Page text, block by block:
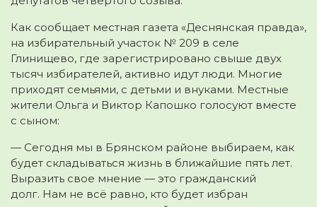
Как сообщает местная газета «Деснянская правда»,
на избирательный участок № 209 в селе
Глинищево, где зарегистрировано свыше двух
тысяч избирателей, активно идут люди. Многие
приходят семьями, с детьми и внуками. Местные
жители Ольга и Виктор Капошко голосуют вместе
с сыном:
— Сегодня мы в Брянском районе выбираем, как
будет складываться жизнь в ближайшие пять лет.
Выразить свое мнение — это гражданский
долг. Нам не всё равно, кто будет избран